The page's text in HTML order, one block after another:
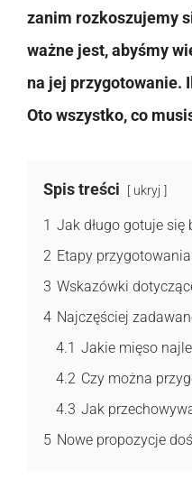
zanim rozkoszujemy
ważne jest, abyśmy
na jej przygotowanie.
Oto wszystko, co
Spis treści ukryj
1 Jak długo gotuje się
2 Etapy
3 Wskazówki
4 Najczęściej
4.1 Jakie mięso
4.2 Czy można
4.3 Jak
5 Nowe propozycje